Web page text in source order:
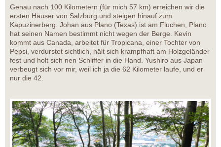
Genau nach 100 Kilometern (für mich 57 km) erreichen wir die
ersten Häuser von Salzburg und steigen hinauf zum
Kapuzinerberg. Johan aus Plano (Texas) ist am Fluchen, Plano
hat seinen Namen bestimmt nicht wegen der Berge. Kevin
kommt aus Canada, arbeitet für Tropicana, einer Tochter von
Pepsi, verdurstet sichtlich, hält sich krampfhaft am Holzgeländer
fest und holt sich nen Schliffer in die Hand. Yushiro aus Japan
verbeugt sich vor mir, weil ich ja die 62 Kilometer laufe, und er
nur die 42.